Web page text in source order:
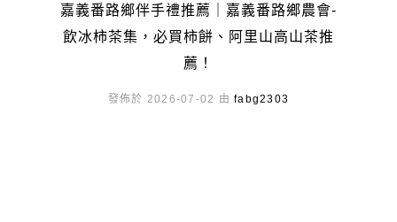
嘉義番路鄉伴手禮推薦｜嘉義番路鄉農會-
飲冰柿茶集，必買柿餅、阿里山高山茶推
薦！
發佈於 2026-07-02 由fabg2303